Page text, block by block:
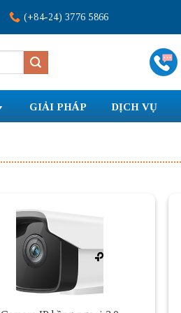
(+84-24) 3776 5866
GIẢI PHÁP DỊCH VỤ